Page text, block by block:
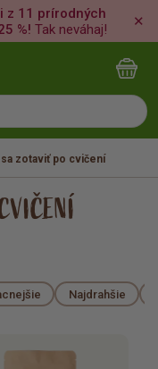
z 11 prírodných
%! Tak neváhaj!
✕
zotaviť po cvičení
Najdrahšie